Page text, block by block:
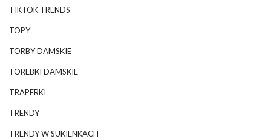
TIKTOK TRENDS
TOPY
TORBY DAMSKIE
TOREBKI DAMSKIE
TRAPERKI
TRENDY
TRENDY W SUKIENKACH